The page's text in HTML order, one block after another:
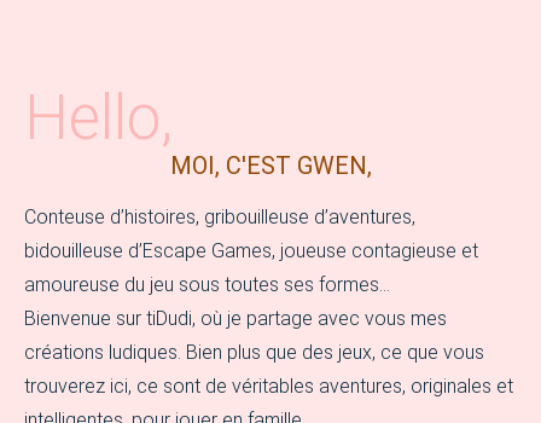
Hello,
MOI, C'EST GWEN,
Conteuse d’histoires, gribouilleuse d’aventures,
bidouilleuse d’Escape Games, joueuse contagieuse et
amoureuse du jeu sous toutes ses formes…
Bienvenue sur tiDudi, où je partage avec vous mes
créations ludiques. Bien plus que des jeux, ce que vous
trouverez ici, ce sont de véritables aventures, originales et